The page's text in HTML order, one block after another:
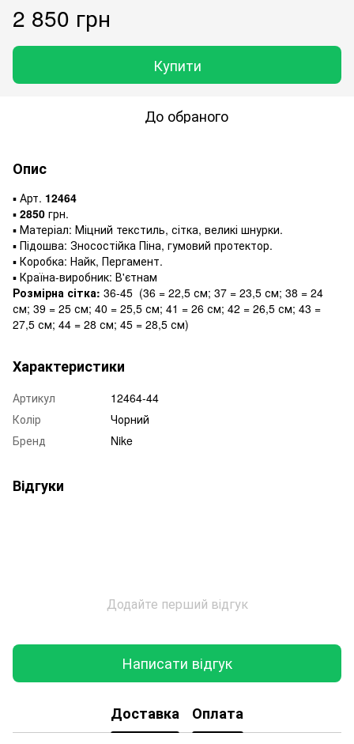
2 850 грн
Купити
До обраного
Опис
▪️ Арт. 12464
▪️ 2850 грн.
▪️ Матеріал: Міцний текстиль, сітка, великі шнурки.
▪️ Підошва: Зносостійка Піна, гумовий протектор.
▪️ Коробка: Найк, Пергамент.
▪️ Країна-виробник: В'єтнам
Розмірна сітка: 36-45 (36 = 22,5 см; 37 = 23,5 см; 38 = 24
см; 39 = 25 см; 40 = 25,5 см; 41 = 26 см; 42 = 26,5 см; 43 =
27,5 см; 44 = 28 см; 45 = 28,5 см)
Характеристики
Артикул
12464-44
Колір
Чорний
Бренд
Nike
Відгуки
Додайте перший відгук
Написати відгук
Доставка Оплата